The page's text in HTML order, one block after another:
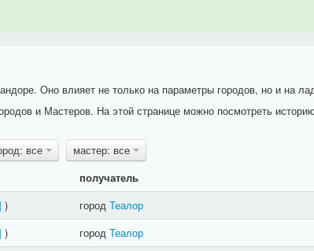
Оно влияет не только на параметры городов, но и на
и Мастеров. На этой странице можно посмотреть
все
мастер: все
получатель
) город Теалор
) город Теалор